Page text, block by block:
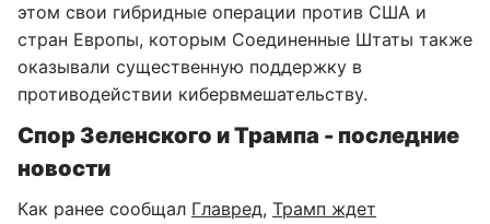
этом свои гибридные операции против США и
стран Европы, которым Соединенные Штаты также
оказывали существенную поддержку в
противодействии кибервмешательству.
Спор Зеленского и Трампа - последние
новости
Как ранее сообщал Главред, Трамп ждет